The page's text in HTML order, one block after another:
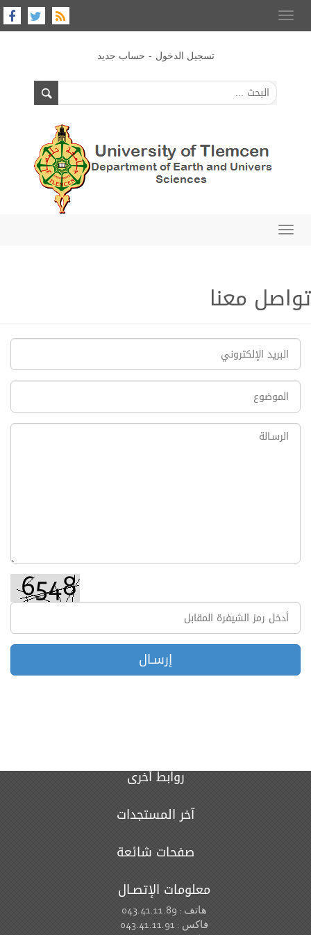
Toggle
navigation
تسجيل الدخول - حساب جديد
Toggle
تواصل معنا
روابط أخرى
آخر المستجدات
صفحات شائعة
معلومات الإتصـال
هاتف : 043.41.11.89
فاكس : 043.41.11.91